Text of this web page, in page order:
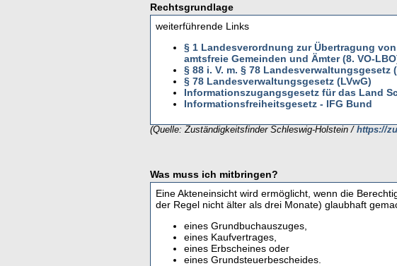
Rechtsgrundlage
weiterführende Links
§ 1 Landesverordnung zur Übertragung
amtsfreie Gemeinden und Ämter (8. VO-
§ 88 i. V. m. § 78 Landesverwaltungsgesetz
§ 78 Landesverwaltungsgesetz (LVwG)
Informationszugangsgesetz für das Land
Informationsfreiheitsgesetz - IFG Bund
(Quelle: Zuständigkeitsfinder Schleswig-Holstein / https://
Was muss ich mitbringen?
Eine Akteneinsicht wird ermöglicht, wenn die
der Regel nicht älter als drei Monate) glaubhaft
eines Grundbuchauszuges,
eines Kaufvertrages,
eines Erbscheines oder
eines Grundsteuerbescheides.